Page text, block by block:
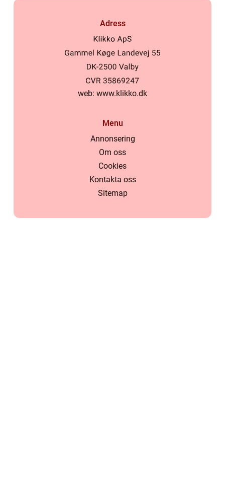
Adress
web: www.klikko.dk
Menu
Annonsering
Om oss
Cookies
Kontakta oss
Sitemap